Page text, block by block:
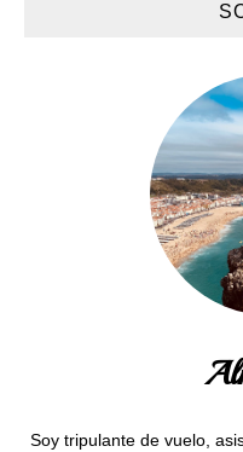
Soy tripulante de vuelo,